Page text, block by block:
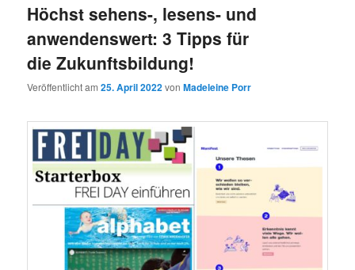
Höchst sehens-, lesens- und
anwendenswert: 3 Tipps für
die Zukunftsbildung!
Veröffentlicht am25. April 2022vonMadeleine Porr